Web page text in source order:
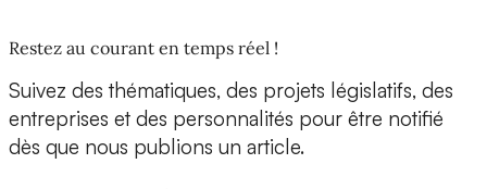
Restez au courant en temps réel !
Suivez des thématiques, des projets législatifs, des
entreprises et des personnalités pour être notifié
dès que nous publions un article.